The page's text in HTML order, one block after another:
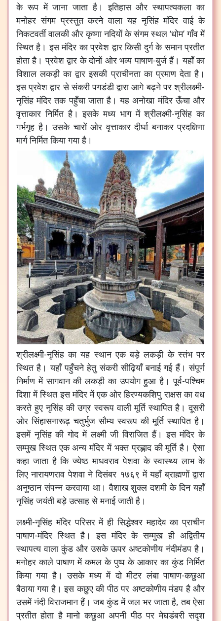
के रूप में जाना जाता है। इतिहास और स्थापत्यकला का
मनोहर संगम प्रस्तुत करने वाला यह नृसिंह मंदिर वाई के
निकटवर्ती वालकी और कृष्णा नदियों के संगम स्थल ‘धोम’ गाँव में
स्थित है। इस मंदिर का प्रवेश द्वार किसी दुर्ग के समान प्रतीत
होता है। प्रवेश द्वार के दोनों ओर भव्य पाषाण-बुर्ज हैं। यहाँ का
विशाल लकड़ी का द्वार इसकी प्राचीनता का प्रमाण देता है।
इस प्रवेश द्वार से संकरी पगडंडी द्वारा आगे बढ़ने पर श्रीलक्ष्मी-
नृसिंह मंदिर तक पहुँचा जाता है। यह अनोखा मंदिर ऊँचा और
वृत्ताकार निर्मित है। इसके मध्य भाग में श्रीलक्ष्मी-नृसिंह का
गर्भगृह है। उसके चारों ओर वृत्ताकार दीर्घा बनाकर प्रदक्षिणा
मार्ग निर्मित किया गया है।
श्रीलक्ष्मी-नृसिंह का यह स्थान एक बड़े लकड़ी के स्तंभ पर
स्थित है। यहाँ पहुँचने हेतु संकरी सीढ़ियाँ बनाई गई हैं। संपूर्ण
निर्माण में सागवान की लकड़ी का उपयोग हुआ है। पूर्व-पश्चिम
दिशा में स्थित इस मंदिर में एक ओर हिरण्यकशिपु राक्षस का वध
करते हुए नृसिंह की उग्र स्वरूप वाली मूर्ति स्थापित है। दूसरी
ओर सिंहासनारूढ़ चतुर्भुज सौम्य स्वरूप की मूर्ति स्थापित है।
इसमें नृसिंह की गोद में लक्ष्मी जी विराजित हैं। इस मंदिर के
सम्मुख स्थित एक अन्य मंदिर में भक्त प्रह्लाद की मूर्ति है। ऐसा
कहा जाता है कि ज्येष्ठ माधवराव पेशवा के स्वास्थ्य लाभ के
लिए नारायणराव पेशवा ने दिसंबर १७६९ में यहाँ ब्राह्मणों द्वारा
अनुष्ठान संपन्न करवाया था। वैशाख शुक्ल दशमी के दिन यहाँ
नृसिंह जयंती बड़े उत्साह से मनाई जाती है।
लक्ष्मी-नृसिंह मंदिर परिसर में ही सिद्धेश्वर महादेव का प्राचीन
पाषाण-मंदिर स्थित है। इस मंदिर के सम्मुख ही अद्वितीय
स्थापत्य वाला कुंड और उसके ऊपर अष्टकोणीय नंदीमंडप है।
मनोहर काले पाषाण में कमल के पुष्प के आकार का कुंड निर्मित
किया गया है। उसके मध्य में दो मीटर लंबा पाषाण-कछुआ
बैठाया गया है। इस कछुए की पीठ पर अष्टकोणीय मंडप है और
उसमें नंदी विराजमान हैं। जब कुंड में जल भर जाता है, तब ऐसा
प्रतीत होता है मानो कछुआ अपनी पीठ पर मेघडंबरी सदृश